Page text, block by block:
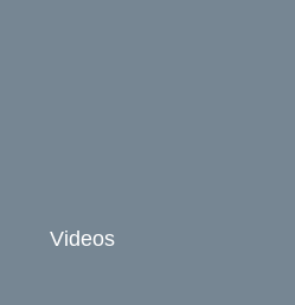
Videos